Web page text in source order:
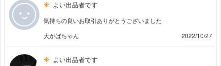
よい出品者です
気持ちの良いお取引ありがとうございました
大かばちゃん
2022/10/27
よい出品者です